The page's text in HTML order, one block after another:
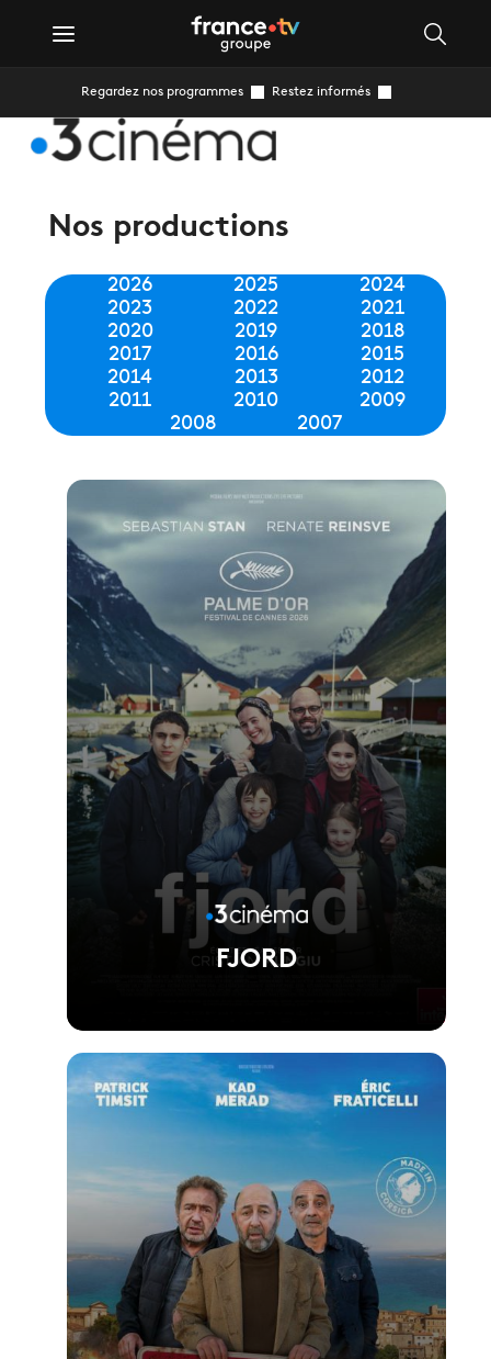
Regardez nos programmes Restez informés
Nos productions
2026 2025
2024
2023
2022
2021
2020
2019
2018
2017
2016
2015
2014
2013
2012
2011
2010
2009
2008
2007
FJORD
PALME D'OR du FESTIVAL DE CANNES 2026 -
Réalisé par Cristian Mungiu
Voir la fiche du film